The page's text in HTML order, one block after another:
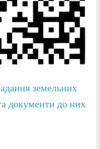
земельних
документи до них